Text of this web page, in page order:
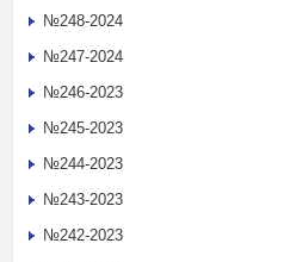
№248-2024
№247-2024
№246-2023
№245-2023
№244-2023
№243-2023
№242-2023